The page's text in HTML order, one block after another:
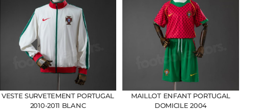
VESTE SURVETEMENT PORTUGAL
2010-2011 BLANC
MAILLOT ENFANT PORTUGAL
DOMICILE 2004